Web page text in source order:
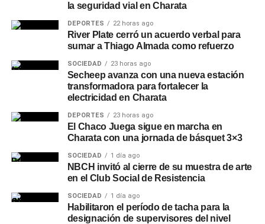
la seguridad vial en Charata
DEPORTES 22 horas ago
River Plate cerró un acuerdo verbal para
sumar a Thiago Almada como refuerzo
SOCIEDAD 23 horas ago
Secheep avanza con una nueva estación
transformadora para fortalecer la
electricidad en Charata
DEPORTES 23 horas ago
El Chaco Juega sigue en marcha en
Charata con una jornada de básquet 3×3
SOCIEDAD 1 día ago
NBCH invitó al cierre de su muestra de arte
en el Club Social de Resistencia
SOCIEDAD 1 día ago
Habilitaron el período de tacha para la
designación de supervisores del nivel